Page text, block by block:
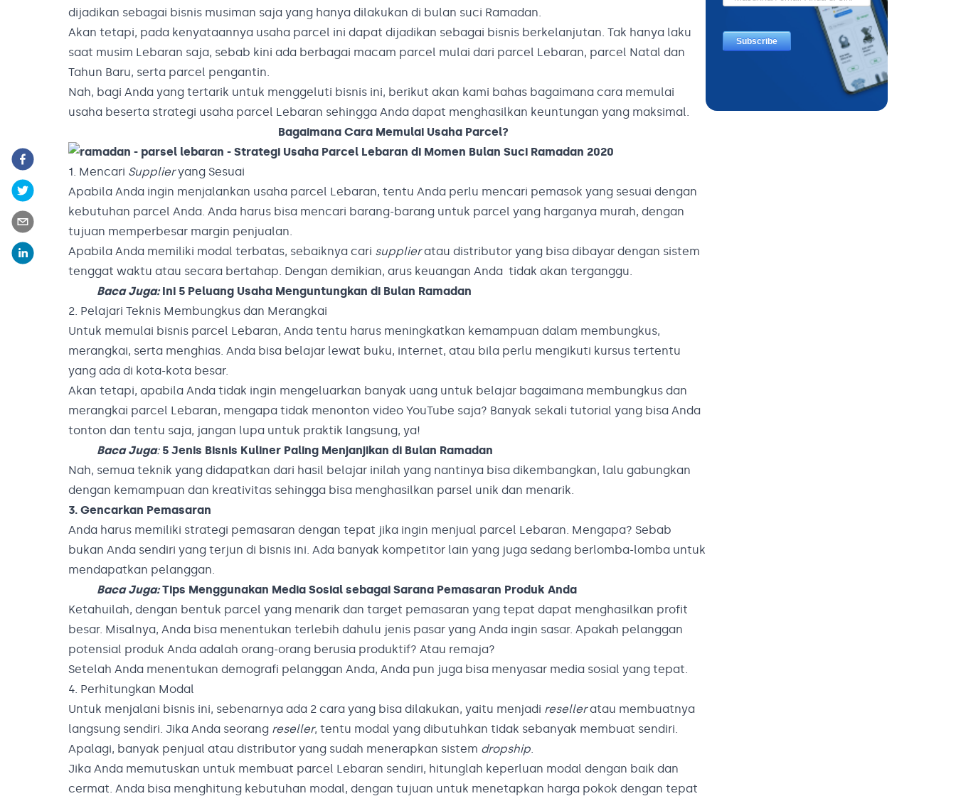
dijadikan sebagai bisnis musiman saja yang hanya dilakukan di bulan suci Ramadan.
Akan tetapi, pada kenyataannya usaha parcel ini dapat dijadikan sebagai bisnis berkelanjutan. Tak hanya laku
saat musim Lebaran saja, sebab kini ada berbagai macam parcel mulai dari parcel Lebaran, parcel Natal dan
Tahun Baru, serta parcel pengantin.
Nah, bagi Anda yang tertarik untuk menggeluti bisnis ini, berikut akan kami bahas bagaimana cara memulai
usaha beserta strategi usaha parcel Lebaran sehingga Anda dapat menghasilkan keuntungan yang maksimal.
Bagaimana Cara Memulai Usaha Parcel?
1. Mencari Supplieryang Sesuai
Apabila Anda ingin menjalankan usaha parcel Lebaran, tentu Anda perlu mencari pemasok yang sesuai dengan
kebutuhan parcel Anda. Anda harus bisa mencari barang-barang untuk parcel yang harganya murah, dengan
tujuan memperbesar margin penjualan.
Apabila Anda memiliki modal terbatas, sebaiknya cari supplieratau distributor yang bisa dibayar dengan sistem
tenggat waktu atau secara bertahap. Dengan demikian, arus keuangan Anda tidak akan terganggu.
Baca Juga:Ini 5 Peluang Usaha Menguntungkan di Bulan Ramadan
2. Pelajari Teknis Membungkus dan Merangkai
Untuk memulai bisnis parcel Lebaran, Anda tentu harus meningkatkan kemampuan dalam membungkus,
merangkai, serta menghias. Anda bisa belajar lewat buku, internet, atau bila perlu mengikuti kursus tertentu
yang ada di kota-kota besar.
Akan tetapi, apabila Anda tidak ingin mengeluarkan banyak uang untuk belajar bagaimana membungkus dan
merangkai parcel Lebaran, mengapa tidak menonton video YouTube saja? Banyak sekali tutorial yang bisa Anda
tonton dan tentu saja, jangan lupa untuk praktik langsung, ya!
Baca Juga: 5 Jenis Bisnis Kuliner Paling Menjanjikan di Bulan Ramadan
Nah, semua teknik yang didapatkan dari hasil belajar inilah yang nantinya bisa dikembangkan, lalu gabungkan
dengan kemampuan dan kreativitas sehingga bisa menghasilkan parsel unik dan menarik.
3. Gencarkan Pemasaran
Anda harus memiliki strategi pemasaran dengan tepat jika ingin menjual parcel Lebaran. Mengapa? Sebab
bukan Anda sendiri yang terjun di bisnis ini. Ada banyak kompetitor lain yang juga sedang berlomba-lomba untuk
mendapatkan pelanggan.
Baca Juga:Tips Menggunakan Media Sosial sebagai Sarana Pemasaran Produk Anda
Ketahuilah, dengan bentuk parcel yang menarik dan target pemasaran yang tepat dapat menghasilkan profit
besar. Misalnya, Anda bisa menentukan terlebih dahulu jenis pasar yang Anda ingin sasar. Apakah pelanggan
potensial produk Anda adalah orang-orang berusia produktif? Atau remaja?
Setelah Anda menentukan demografi pelanggan Anda, Anda pun juga bisa menyasar media sosial yang tepat.
4. Perhitungkan Modal
Untuk menjalani bisnis ini, sebenarnya ada 2 cara yang bisa dilakukan, yaitu menjadi reselleratau membuatnya
langsung sendiri. Jika Anda seorang reseller, tentu modal yang dibutuhkan tidak sebanyak membuat sendiri.
Apalagi, banyak penjual atau distributor yang sudah menerapkan sistem dropship.
Jika Anda memutuskan untuk membuat parcel Lebaran sendiri, hitunglah keperluan modal dengan baik dan
cermat. Anda bisa menghitung kebutuhan modal, dengan tujuan untuk menetapkan harga pokok dengan tepat